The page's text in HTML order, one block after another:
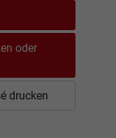
oder
drucken